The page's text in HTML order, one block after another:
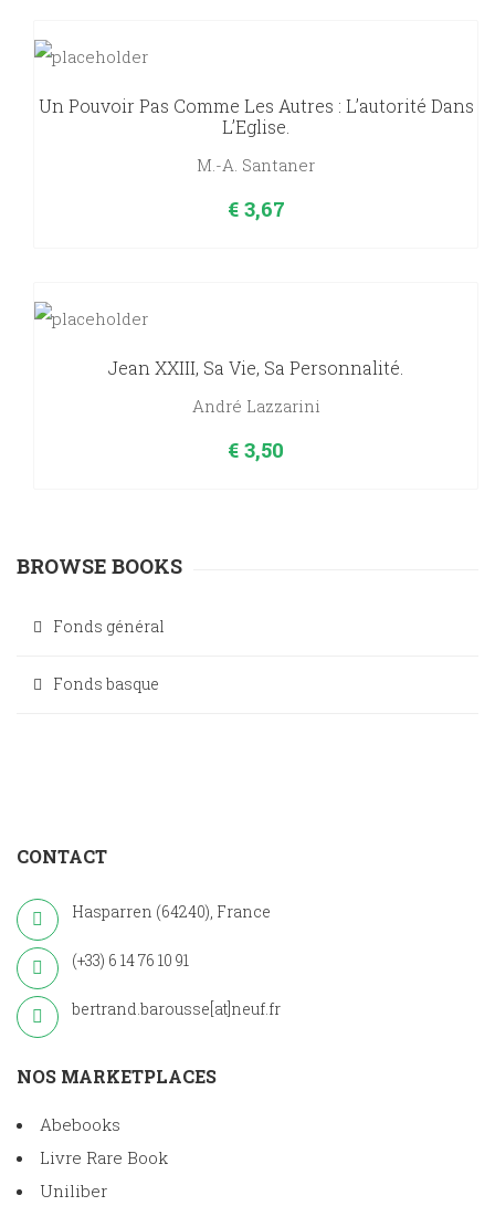
Un Pouvoir Pas Comme Les Autres : L’autorité Dans
L’Eglise.
M.-A. Santaner
€3,67
Jean XXIII, Sa Vie, Sa Personnalité.
André Lazzarini
€ 3,50
BROWSE BOOKS
Fonds général
Fonds basque
CONTACT
Hasparren (64240), France
(+33) 6 14 76 10 91
bertrand.barousse[at]neuf.fr
NOS MARKETPLACES
Abebooks
Livre Rare Book
Uniliber